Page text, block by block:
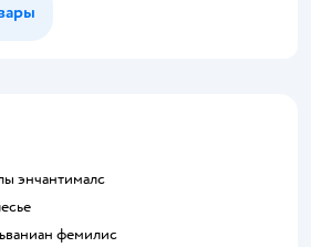
энчантималс
фемилис